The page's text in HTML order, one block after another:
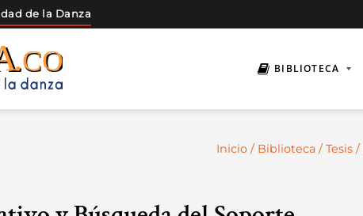
de la Danza
BIBLIOTECA
Inicio / Biblioteca /Tesis /